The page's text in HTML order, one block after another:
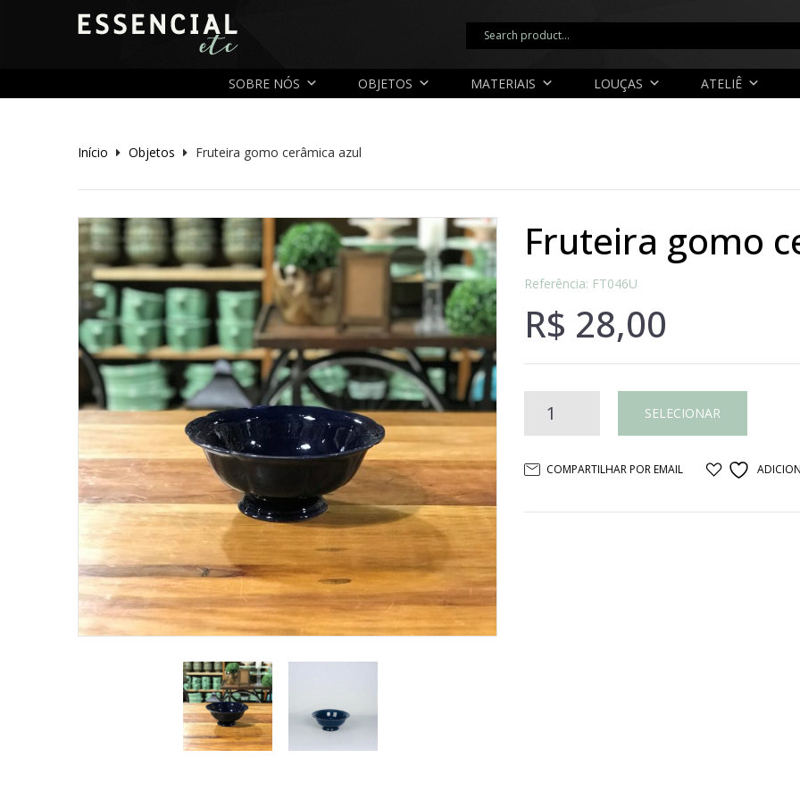
SOBRE NÓS OBJETOS MATERIAIS LOUÇAS ATELIÊ
Início Objetos Fruteira gomo cerâmica azul
fruteira gomo
Referência: FT046U
R$ 28,00
Fruteira SELECIONAR
COMPARTILHAR POR EMAIL